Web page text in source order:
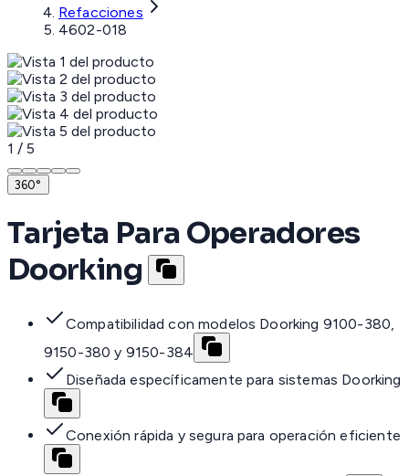
Refacciones
4602-018
1 / 5
360°
Tarjeta Para Operadores
Doorking
Compatibilidad con modelos Doorking 9100-380,
9150-380 y 9150-384
Diseñada específicamente para sistemas Doorking
Conexión rápida y segura para operación eficiente